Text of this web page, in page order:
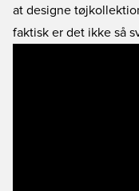
at designe
faktisk er det ikke så